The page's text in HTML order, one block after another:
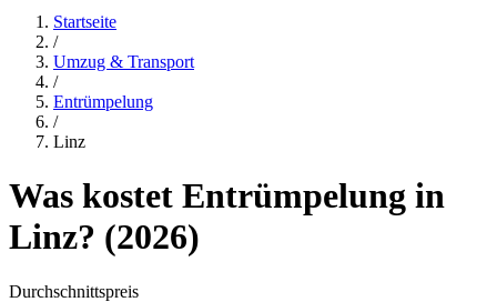
Startseite
/
Umzug & Transport
/
Entrümpelung
/
Linz
Was kostet Entrümpelung in
Linz? (2026)
Durchschnittspreis